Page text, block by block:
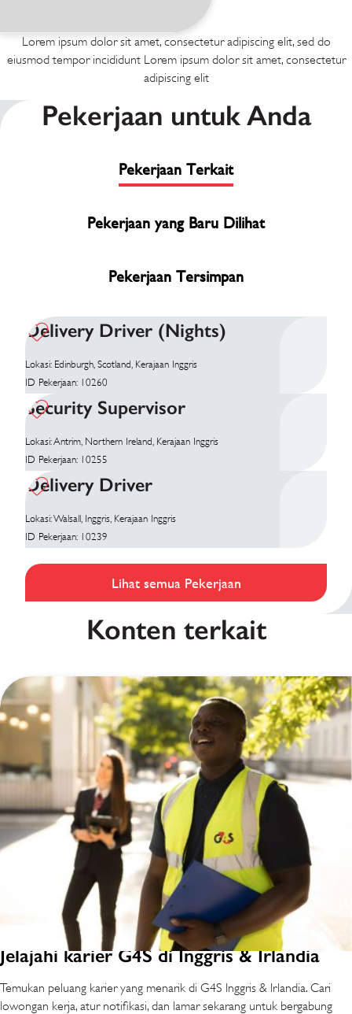
Lorem ipsum dolor sit amet, consectetur adipiscing elit, sed do
eiusmod tempor incididunt Lorem ipsum dolor sit amet, consectetur
adipiscing elit
Pekerjaan untuk Anda
Pekerjaan Terkait
Pekerjaan yang Baru Dilihat
Pekerjaan Tersimpan
Delivery Driver (Nights)
Lokasi: Edinburgh, Scotland, Kerajaan Inggris
ID Pekerjaan: 10260
Security Supervisor
Lokasi: Antrim, Northern Ireland, Kerajaan Inggris
ID Pekerjaan: 10255
Delivery Driver
Lokasi: Walsall, Inggris, Kerajaan Inggris
ID Pekerjaan: 10239
Lihat semua Pekerjaan
Konten terkait
Jelajahi karier G4S di Inggris & Irlandia
Temukan peluang karier yang menarik di G4S Inggris & Irlandia. Cari
lowongan kerja, atur notifikasi, dan lamar sekarang untuk bergabung